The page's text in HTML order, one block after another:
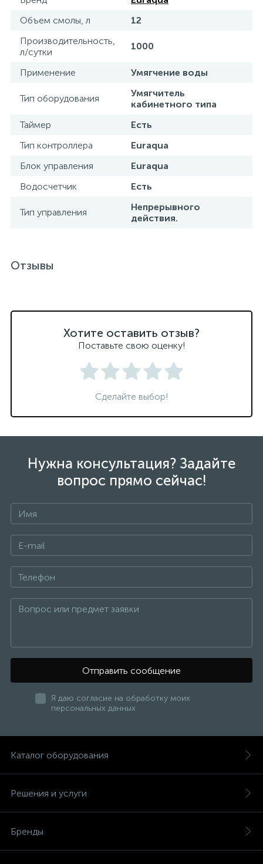
Объем смолы, л
12
Производительность,
л/сутки
1000
Применение Умягчение воды
Тип оборудования
Умягчитель
кабинетного типа
Таймер
Есть
Тип контроллера
Euraqua
Блок управления
Euraqua
Водосчетчик
Есть
Тип управления
Непрерывного
действия.
Отзывы
Хотите оставить отзыв?
Поставьте свою оценку!
Сделайте выбор!
Нужна консультация? Задайте
вопрос прямо сейчас!
Отправить сообщение
Я даю согласие на обработку моих
персональных данных
Каталог оборудования
Решения и услуги
Бренды